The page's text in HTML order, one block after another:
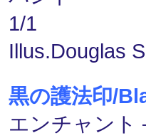
1/1
Illus.Douglas
黒の護法印/
エンチャン